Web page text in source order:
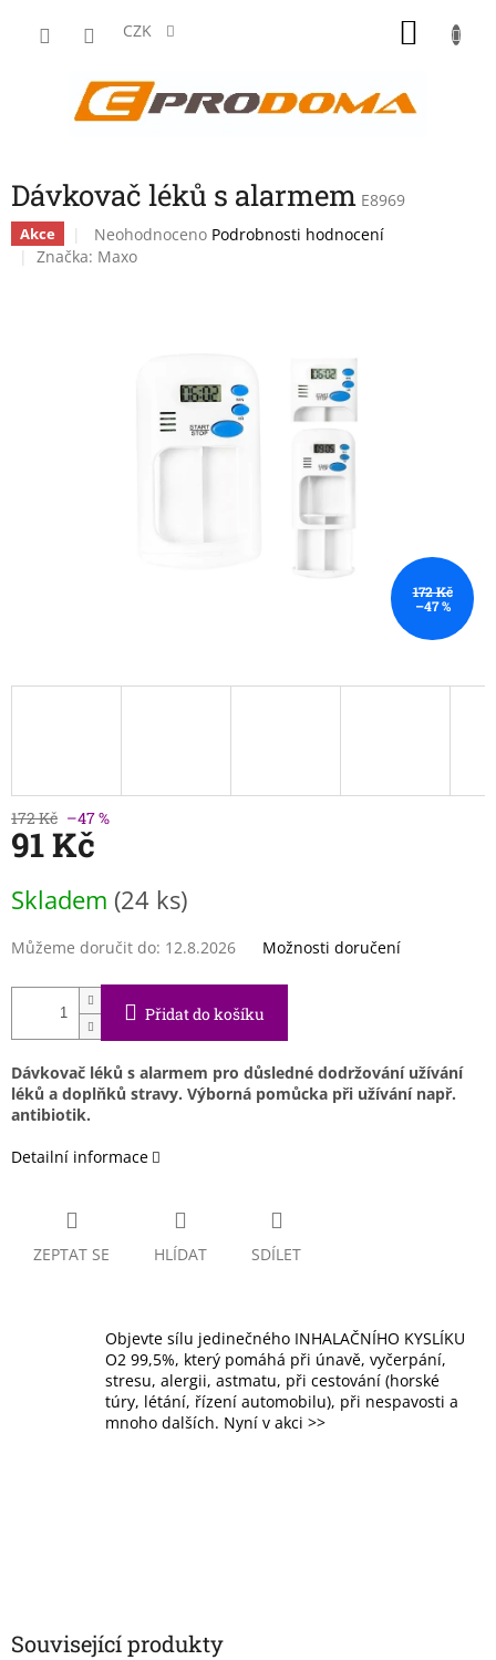
CZK
Dávkovač léků s alarmem E8969
Akce
Průměrné
hodnocení
Neohodnoceno Podrobnosti hodnocení
Značka: Maxo
172 Kč
–47 %
172 Kč –47 %
91 Kč
cena:
Skladem (24 ks)
Můžeme doručit do: 12.8.2026 Možnosti doručení
Přidat do košíku
Dávkovač léků s alarmem pro důsledné dodržování užívání
léků a doplňků stravy. Výborná pomůcka při užívání např.
antibiotik.
Detailní informace
ZEPTAT SE HLÍDAT SDÍLET
Objevte sílu jedinečného INHALAČNÍHO KYSLÍKU
O2 99,5%, který pomáhá při únavě, vyčerpání,
stresu, alergii, astmatu, při cestování (horské
túry, létání, řízení automobilu), při nespavosti a
mnoho dalších. Nyní v akci >>
Související produkty